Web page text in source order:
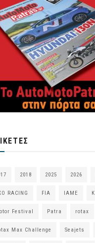
2018 2025 2026
RACING FIA IAME
Festival Patra rotax
Max Challenge Seajets